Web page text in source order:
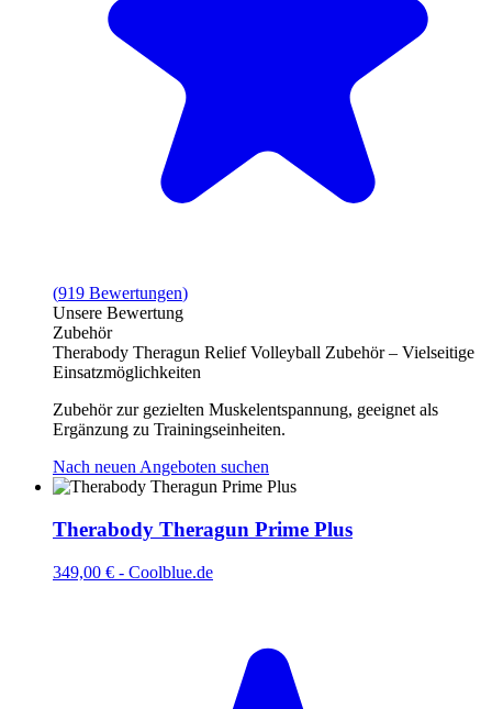
(919 Bewertungen)
Unsere Bewertung
Zubehör
Therabody Theragun Relief Volleyball Zubehör – Vielseitige
Einsatzmöglichkeiten
Zubehör zur gezielten Muskelentspannung, geeignet als
Ergänzung zu Trainingseinheiten.
Nach neuen Angeboten suchen
Therabody Theragun Prime Plus
349,00 € - Coolblue.de